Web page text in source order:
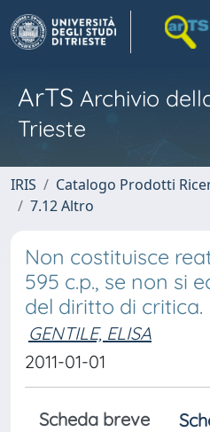
ArTS Archivio
Trieste
IRIS Catalogo Prodotti
7.12 Altro
Non costituisce
595 c.p., se non si
del diritto di critica.
GENTILE, ELISA
2011-01-01
Scheda breve